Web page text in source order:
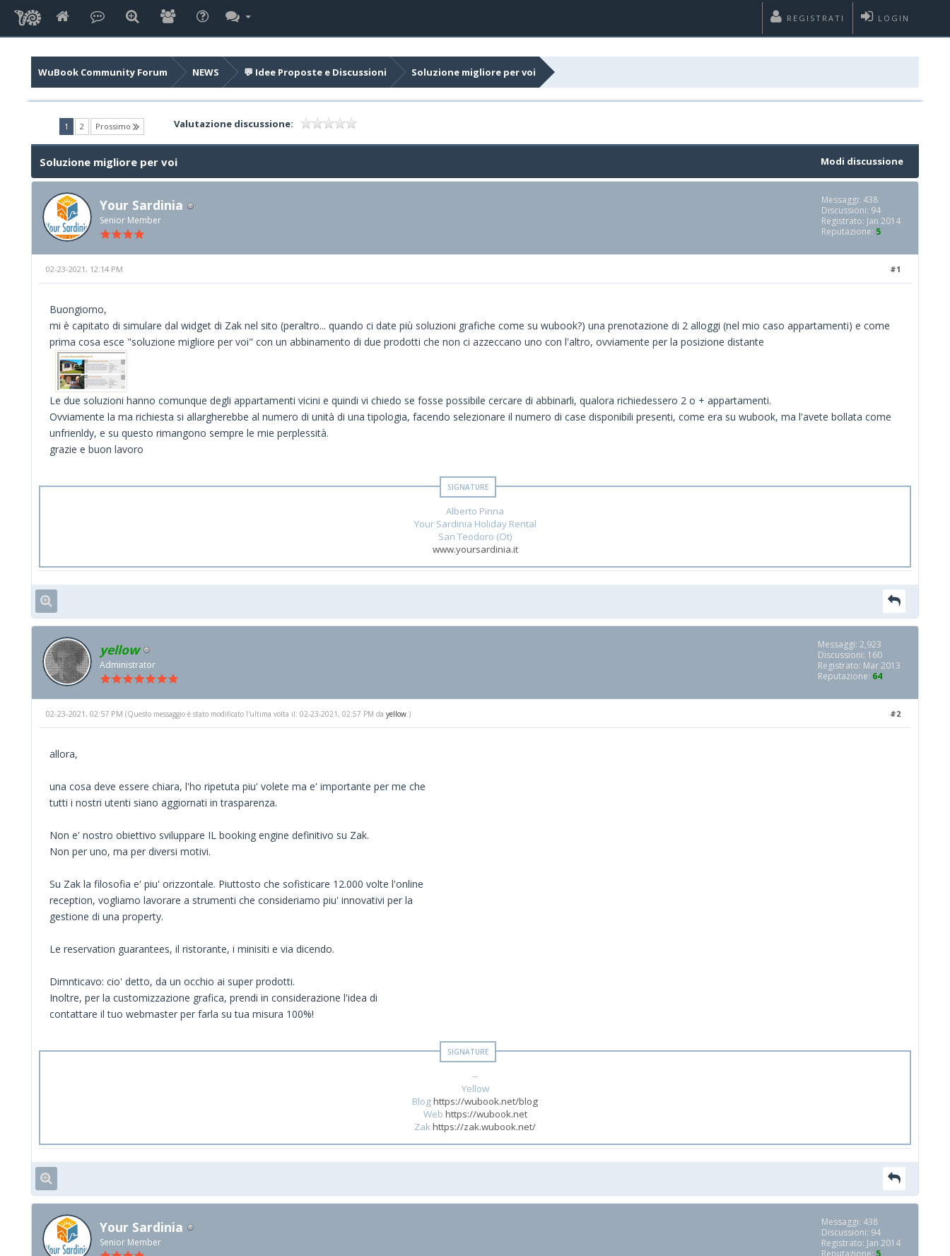
LOGIN
REGISTRATI
WuBook Community Forum NEWS 💬 Idee Proposte e Discussioni Soluzione migliore per voi
1 (current)
2 Prossimo Valutazione discussione:
Modi discussione
Soluzione migliore per voi
Your Sardinia
Senior Member
Messaggi: 438
Discussioni: 94
Registrato: Jan 2014
Reputazione: 5
#1
02-23-2021, 12:14 PM
Buongiorno,
mi è capitato di simulare dal widget di Zak nel sito (peraltro... quando ci date più soluzioni grafiche come su wubook?) una prenotazione di 2 alloggi (nel mio caso appartamenti) e come
prima cosa esce "soluzione migliore per voi" con un abbinamento di due prodotti che non ci azzeccano uno con l'altro, ovviamente per la posizione distante
Le due soluzioni hanno comunque degli appartamenti vicini e quindi vi chiedo se fosse possibile cercare di abbinarli, qualora richiedessero 2 o + appartamenti.
Ovviamente la ma richiesta si allargherebbe al numero di unità di una tipologia, facendo selezionare il numero di case disponibili presenti, come era su wubook, ma l'avete bollata come
unfrienldy, e su questo rimangono sempre le mie perplessità.
grazie e buon lavoro
Alberto Pinna
Your Sardinia Holiday Rental
San Teodoro (Ot)
www.yoursardinia.it
yellow
Administrator
Messaggi: 2,923
Discussioni: 160
Registrato: Mar 2013
Reputazione: 64
#2
02-23-2021, 02:57 PM (Questo messaggio è stato modificato l'ultima volta il: 02-23-2021, 02:57 PM da yellow .)
allora,
una cosa deve essere chiara, l'ho ripetuta piu' volete ma e' importante per me che
tutti i nostri utenti siano aggiornati in trasparenza.
Non e' nostro obiettivo sviluppare IL booking engine definitivo su Zak.
Non per uno, ma per diversi motivi.
Su Zak la filosofia e' piu' orizzontale. Piuttosto che sofisticare 12.000 volte l'online
reception, vogliamo lavorare a strumenti che consideriamo piu' innovativi per la
gestione di una property.
Le reservation guarantees, il ristorante, i minisiti e via dicendo.
Dimnticavo: cio' detto, da un occhio ai super prodotti.
Inoltre, per la customizzazione grafica, prendi in considerazione l'idea di
contattare il tuo webmaster per farla su tua misura 100%!
--
Yellow
Bloghttps://wubook.net/blog
Web https://wubook.net
Zak https://zak.wubook.net/
Your Sardinia
Senior Member
Messaggi: 438
Discussioni: 94
Registrato: Jan 2014
Reputazione: 5